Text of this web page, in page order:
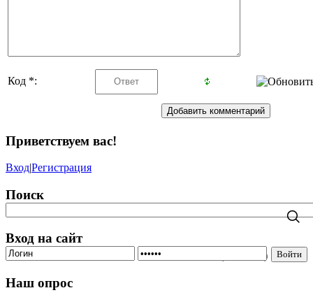
Код *:
Приветствуем вас!
Вход|Регистрация
Поиск
Вход на сайт
Войти
)
Наш опрос